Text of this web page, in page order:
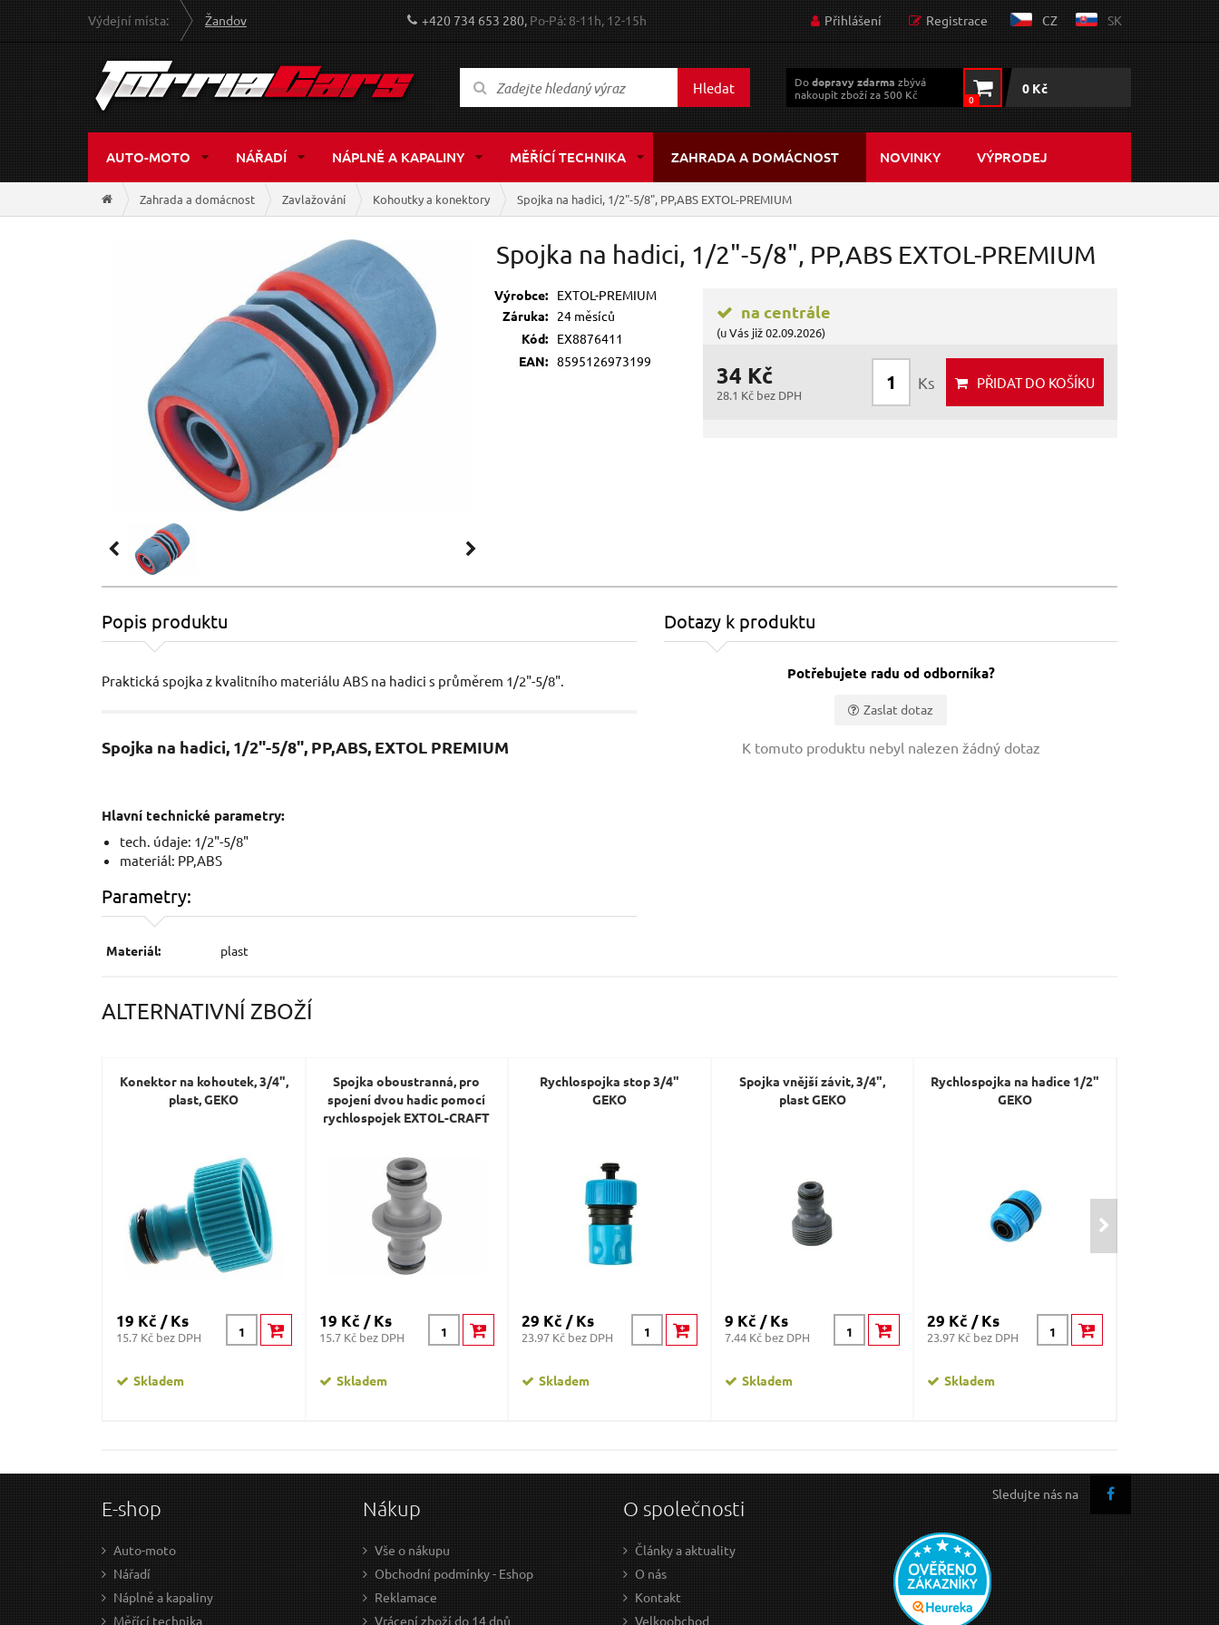
Výdejní místa: Žandov +420 734 653 280,Po-Pá: 8-11h, 12-15h Přihlášení Registrace CZ SK
Hledat Dodopravy zdarma zbývá
nakoupit zboží za 500 Kč
0
0 Kč
AUTO-MOTO NÁŘADÍ NÁPLNĚ A KAPALINY MĚŘÍCÍ TECHNIKA ZAHRADA A DOMÁCNOST NOVINKY VÝPRODEJ
Zahrada a domácnost Zavlažování Kohoutky a konektory Spojka na hadici, 1/2"-5/8", PP,ABS EXTOL-PREMIUM
Spojka na hadici, 1/2"-5/8", PP,ABS EXTOL-PREMIUM
Výrobce:
EXTOL-PREMIUM
Záruka:
24 měsíců
Kód:
EX8876411
EAN: 8595126973199
na centrále
(u Vás již 02.09.2026)
34 Kč
28.1 Kč bez DPH
Ks PŘIDATDO KOŠÍKU
Popis produktu
Praktická spojka z kvalitního materiálu ABS na hadici s průměrem 1/2"-5/8".
Spojka na hadici, 1/2"-5/8", PP,ABS, EXTOL PREMIUM
Hlavní technické parametry:
tech. údaje: 1/2"-5/8"
materiál: PP,ABS
Parametry:
Materiál: plast
Dotazy k produktu
Potřebujete radu od odborníka?
Zaslat dotaz
K tomuto produktu nebyl nalezen žádný dotaz
ALTERNATIVNÍ ZBOŽÍ
Konektor na kohoutek, 3/4",
plast, GEKO
19 Kč / Ks
15.7 Kč bez DPH
Skladem
Spojka oboustranná, pro
spojení dvou hadic pomocí
rychlospojek EXTOL-CRAFT
19 Kč / Ks
15.7 Kč bez DPH
Skladem
Rychlospojka stop 3/4"
GEKO
29 Kč / Ks
23.97 Kč bez DPH
Skladem
Spojka vnější závit, 3/4",
plast GEKO
9 Kč / Ks
7.44 Kč bez DPH
Skladem
Rychlospojka na hadice 1/2"
GEKO
29 Kč / Ks
23.97 Kč bez DPH
Skladem
Sledujte nás na
E-shop
Auto-moto
Nářadí
Náplně a kapaliny
Měřící technika
Nákup
Vše o nákupu
Obchodní podmínky - Eshop
Reklamace
Vrácení zboží do 14 dnů
O společnosti
Články a aktuality
O nás
Kontakt
Velkoobchod